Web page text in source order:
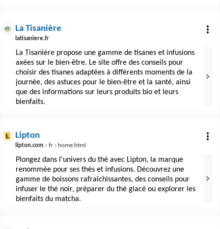
La Tisanière
latisaniere.fr
La Tisanière propose une gamme de tisanes et infusions
axées sur le bien-être. Le site offre des conseils pour
choisir des tisanes adaptées à différents moments de la
journée, des astuces pour le bien-être et la santé, ainsi
que des informations sur leurs produits bio et leurs
bienfaits.
Lipton
lipton.com › fr › home.html
Plongez dans l'univers du thé avec Lipton, la marque
renommée pour ses thés et infusions. Découvrez une
gamme de boissons rafraîchissantes, des conseils pour
infuser le thé noir, préparer du thé glacé ou explorer les
bienfaits du matcha.